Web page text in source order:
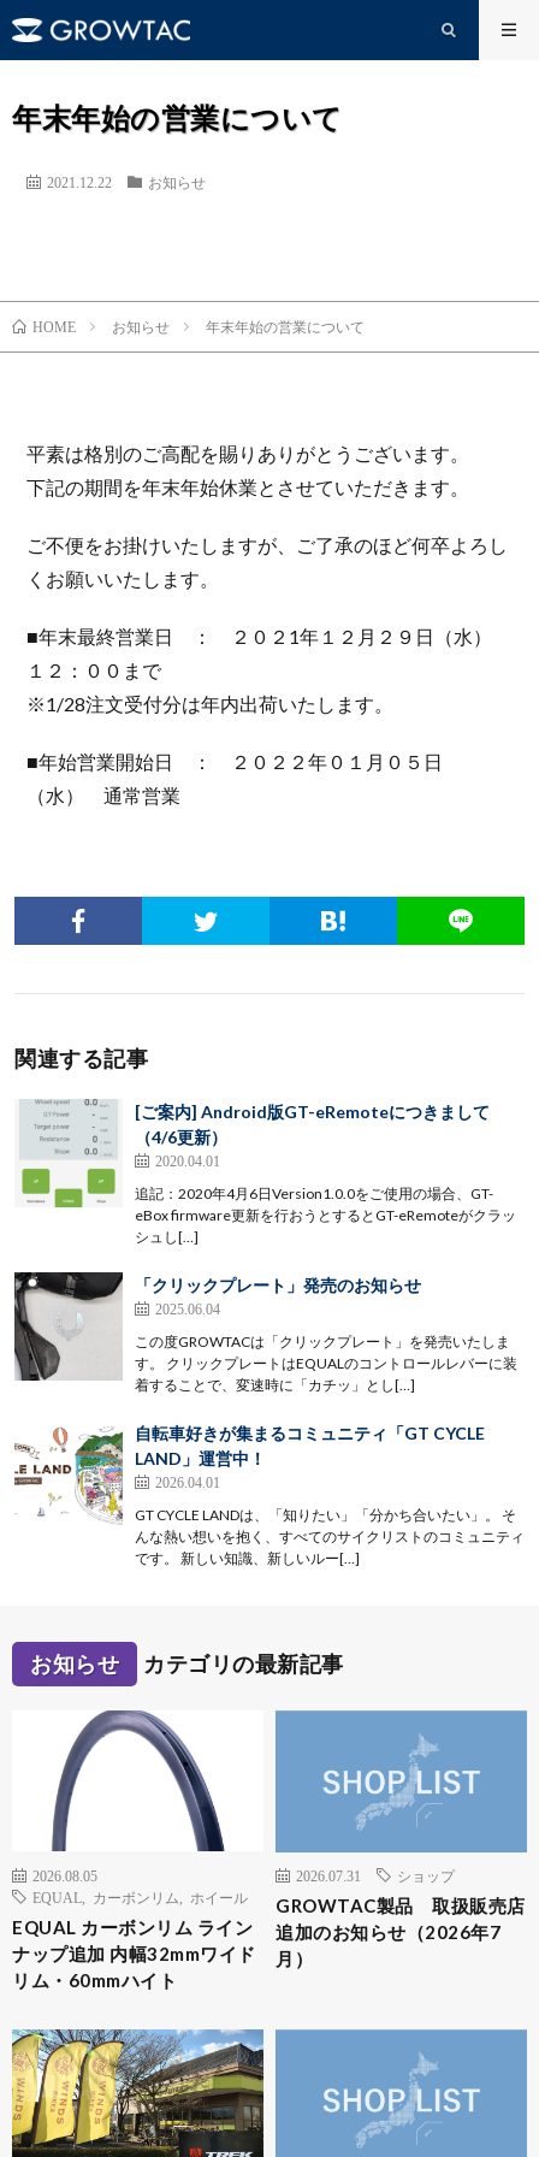
年末年始の営業について
2021.12.22 お知らせ
HOME お知らせ 年末年始の営業について
平素は格別のご高配を賜りありがとうございます。
下記の期間を年末年始休業とさせていただきます。
ご不便をお掛けいたしますが、ご了承のほど何卒よろし
くお願いいたします。
■年末最終営業日 ： ２０２1年１２月２９日（水）
１２：００まで
※1/28注文受付分は年内出荷いたします。
■年始営業開始日 ： ２０２２年０１月０５日
（水） 通常営業
関連する記事
[ご案内] Android版GT-eRemoteにつきまして
（4/6更新）
2020.04.01
追記：2020年4月6日Version1.0.0をご使用の場合、GT-
eBox firmware更新を行おうとするとGT-eRemoteがクラッ
シュし[…]
「クリックプレート」発売のお知らせ
2025.06.04
この度GROWTACは「クリックプレート」を発売いたしま
す。 クリックプレートはEQUALのコントロールレバーに装
着することで、変速時に「カチッ」とし[…]
自転車好きが集まるコミュニティ「GT CYCLE
LAND」運営中！
2026.04.01
GT CYCLE LANDは、「知りたい」「分かち合いたい」。 そ
んな熱い想いを抱く、すべてのサイクリストのコミュニティ
です。 新しい知識、新しいルー[…]
お知らせ カテゴリの最新記事
2026.08.05
EQUAL
カーボンリム ホイール
EQUAL カーボンリム ライン
ナップ追加 内幅32mmワイド
リム・60mmハイト
2026.07.31 ショップ
GROWTAC製品 取扱販売店
追加のお知らせ（2026年7
月）